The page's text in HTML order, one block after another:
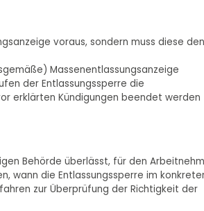
voraus, sondern muss diese den
Massenentlassungsanzeige
der Entlassungssperre die
erklärten Kündigungen beendet werden
Behörde überlässt, für den
wann die Entlassungssperre im
zur Überprüfung der Richtigkeit der